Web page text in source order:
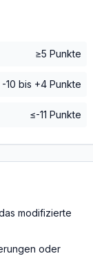
≥5 Punkte
-10 bis +4 Punkte
≤-11 Punkte
modifizierte
oder